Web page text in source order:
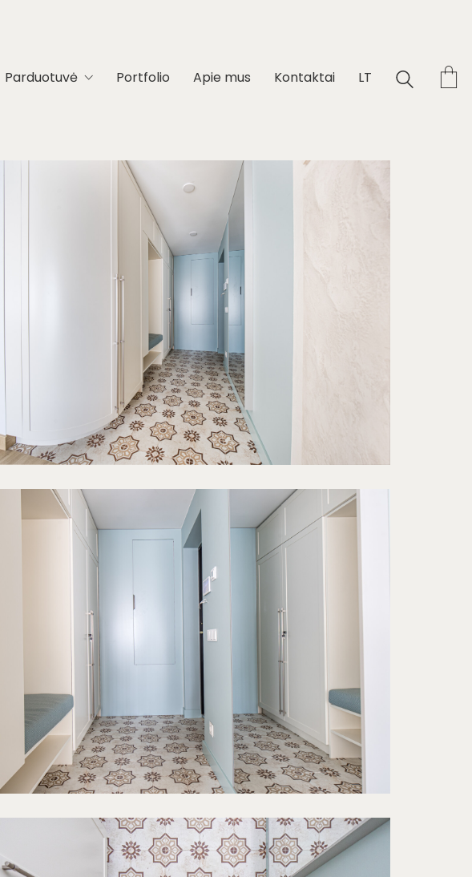
Parduotuvė Portfolio Apie mus Kontaktai LT